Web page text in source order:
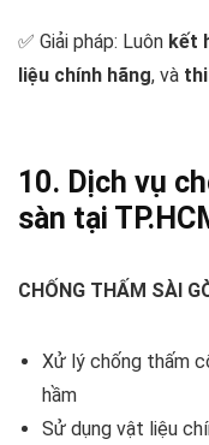
✅ Giải pháp: Luôn kết
liệu chính hãng, và
10. Dịch vụ
sàn tại
CHỐNG THẤM SÀI
Xử lý chống thấm
hầm
Sử dụng vật liệu